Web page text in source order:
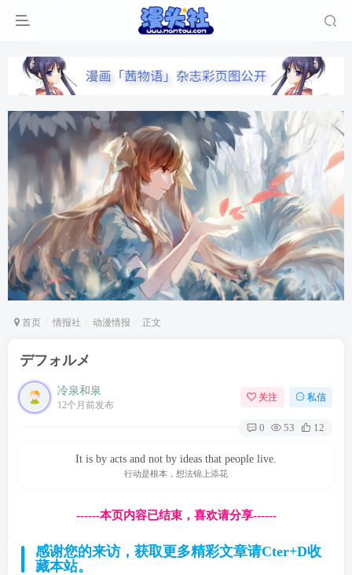
首页 情报社 动漫情报 正文
デフォルメ
冷泉和泉
12个月前发布
关注 私信
0 53 12
It is by acts and not by ideas that people live.
行动是根本，想法锦上添花
------本页内容已结束，喜欢请分享------
感谢您的来访，获取更多精彩文章请Cter+D收
藏本站。